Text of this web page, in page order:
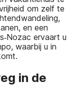
om zelf te
en een
ervaart u
waarbij u in
in de